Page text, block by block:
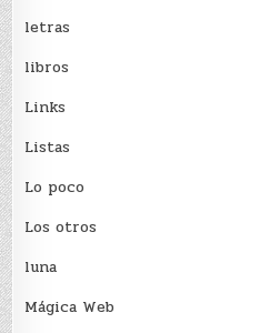
letras
libros
Links
Listas
Lo poco
Los otros
luna
Mágica Web